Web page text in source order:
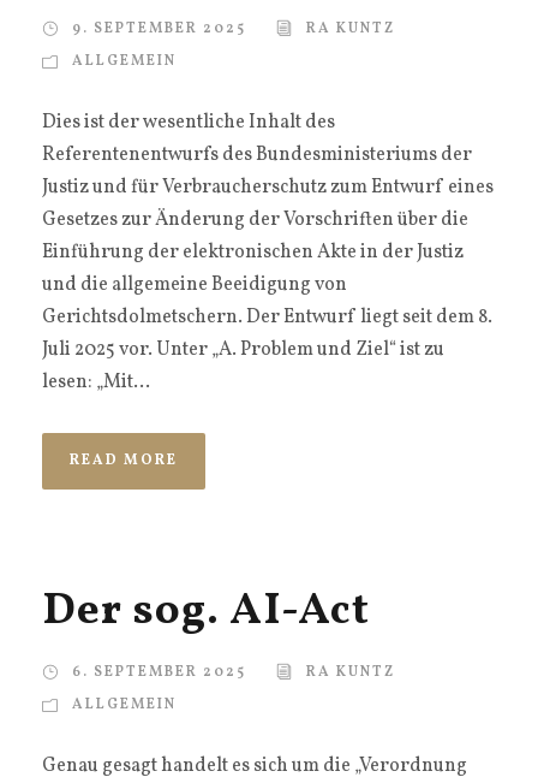
9. SEPTEMBER 2025
RA KUNTZ
ALLGEMEIN
Dies ist der wesentliche Inhalt des
Referentenentwurfs des Bundesministeriums der
Justiz und für Verbraucherschutz zum Entwurf eines
Gesetzes zur Änderung der Vorschriften über die
Einführung der elektronischen Akte in der Justiz
und die allgemeine Beeidigung von
Gerichtsdolmetschern. Der Entwurf liegt seit dem 8.
Juli 2025 vor. Unter „A. Problem und Ziel“ ist zu
lesen: „Mit...
READ MORE
Der sog. AI-Act
6. SEPTEMBER 2025
RA KUNTZ
ALLGEMEIN
Genau gesagt handelt es sich um die „Verordnung